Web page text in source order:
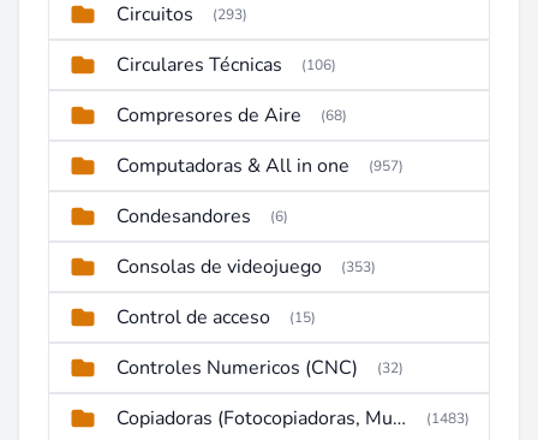
Circuitos (293)
Circulares Técnicas (106)
Compresores de Aire (68)
Computadoras & All in one (957)
Condesandores (6)
Consolas de videojuego (353)
Control de acceso (15)
Controles Numericos (CNC) (32)
Copiadoras (Fotocopiadoras, Multifunctions, Ploter, etc) (1483)